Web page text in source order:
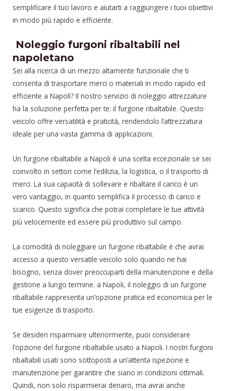
semplificare il tuo lavoro e aiutarti a raggiungere i tuoi obiettivi
in modo più rapido e efficiente.
Noleggio furgoni ribaltabili nel
napoletano
Sei alla ricerca di un mezzo altamente funzionale che ti
consenta di trasportare merci o materiali in modo rapido ed
efficiente a Napoli? Il nostro servizio di noleggio attrezzature
ha la soluzione perfetta per te: il furgone ribaltabile. Questo
veicolo offre versatilità e praticità, rendendolo l’attrezzatura
ideale per una vasta gamma di applicazioni.
Un furgone ribaltabile a Napoli è una scelta eccezionale se sei
coinvolto in settori come l’edilizia, la logistica, o il trasporto di
merci. La sua capacità di sollevare e ribaltare il carico è un
vero vantaggio, in quanto semplifica il processo di carico e
scarico. Questo significa che potrai completare le tue attività
più velocemente ed essere più produttivo sul campo.
La comodità di noleggiare un furgone ribaltabile è che avrai
accesso a questo versatile veicolo solo quando ne hai
bisogno, senza dover preoccuparti della manutenzione e della
gestione a lungo termine. a Napoli, il noleggio di un furgone
ribaltabile rappresenta un’opzione pratica ed economica per le
tue esigenze di trasporto.
Se desideri risparmiare ulteriormente, puoi considerare
l’opzione del furgone ribaltabile usato a Napoli. I nostri furgoni
ribaltabili usati sono sottoposti a un’attenta ispezione e
manutenzione per garantire che siano in condizioni ottimali.
Quindi, non solo risparmierai denaro, ma avrai anche